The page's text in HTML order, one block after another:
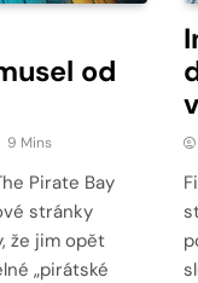
od
9 Mins
Pirate Bay
stránky
že jim opět
„pirátské